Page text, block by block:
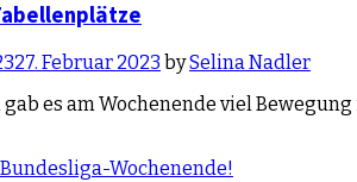
27. Februar 2023 bySelina Nadler
es am Wochenende viel